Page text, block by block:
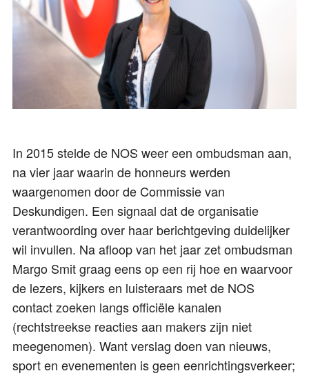
In 2015 stelde de NOS weer een ombudsman aan,
na vier jaar waarin de honneurs werden
waargenomen door de Commissie van
Deskundigen. Een signaal dat de organisatie
verantwoording over haar berichtgeving duidelijker
wil invullen. Na afloop van het jaar zet ombudsman
Margo Smit graag eens op een rij hoe en waarvoor
de lezers, kijkers en luisteraars met de NOS
contact zoeken langs officiële kanalen
(rechtstreekse reacties aan makers zijn niet
meegenomen). Want verslag doen van nieuws,
sport en evenementen is geen eenrichtingsverkeer;